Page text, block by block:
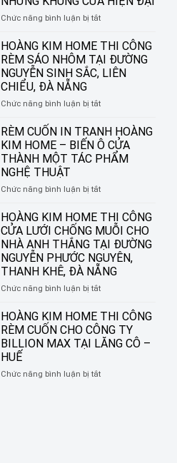
Chức năng bình luận bị tắtở
TỔ
ONG
TRÊN
KÍNH
GIẢI
TINH
TẾ
CHO
NHỮNG
CỬA
ĐẠI
HOÀNG KIM HOME THI CÔNG
RÈM SÁO NHÔM TẠI ĐƯỜNG
NGUYỄN SINH SẮC, LIÊN
CHIỂU, ĐÀ NẴNG
Chức năng bình luận bị tắtở
KIM
HOME
THI
CÔNG
SÁO
TẠI
ĐƯỜNG
NGUYỄN
SINH
SẮC,
LIÊN
CHIỂU,
RÈM CUỐN IN TRANH HOÀNG
KIM HOME – BIẾN Ô CỬA
THÀNH MỘT TÁC PHẨM
NGHỆ THUẬT
Chức năng bình luận bị tắtở
CUỐN
IN
TRANH
HOÀNG
KIM
HOME
–
Ô
CỬA
THÀNH
MỘT
PHẨM
HOÀNG KIM HOME THI CÔNG
CỬA LƯỚI CHỐNG MUỖI CHO
NHÀ ANH THẮNG TẠI ĐƯỜNG
NGUYỄN PHƯỚC NGUYÊN,
THANH KHÊ, ĐÀ NẴNG
Chức năng bình luận bị tắtở
KIM
HOME
THI
CÔNG
LƯỚI
HOÀNG KIM HOME THI CÔNG
RÈM CUỐN CHO CÔNG TY
BILLION MAX TẠI LĂNG CÔ –
HUẾ
Chức năng bình luận bị tắtở